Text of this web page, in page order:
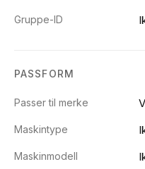
Gruppe-ID
PASSFORM
Passer til merke
Maskintype
Maskinmodell